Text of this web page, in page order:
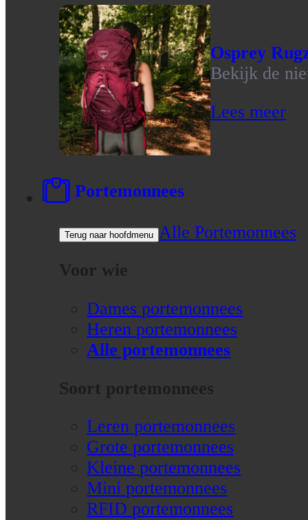
Osprey
Bekijk de
Lees meer
Portemonnees
Terug naar hoofdmenu Alle Portemonnees
Voor wie
Dames portemonnees
Heren portemonnees
Alle portemonnees
Soort portemonnees
Leren portemonnees
Grote portemonnees
Kleine portemonnees
Mini portemonnees
RFID portemonnees